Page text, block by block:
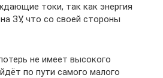
токи, так как энергия
ЗУ, что со своей стороны
не имеет высокого
по пути самого малого